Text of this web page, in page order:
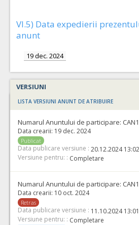
VI.5) Data expedierii
anunt
19 dec. 2024
VERSIUNI
LISTA VERSIUNI ANUNT DE ATRIBUIRE
Numarul Anuntului de participare:
Data crearii: 19 dec. 2024
Publicat
Data publicare versiune : 20.12.2024 13:02
Versiune pentru: : Completare
Numarul Anuntului de participare:
Data crearii: 10 oct. 2024
Retras
Data publicare versiune : 11.10.2024 13:01
Versiune pentru: : Completare